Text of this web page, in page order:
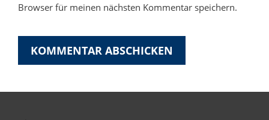
Browser für meinen nächsten Kommentar speichern.